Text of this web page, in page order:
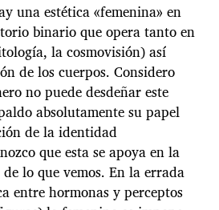
una estética «femenina» en
binario que opera tanto en
la cosmovisión) así
de los cuerpos. Considero
no puede desdeñar este
absolutamente su papel
de la identidad
que esta se apoya en la
lo que vemos. En la errada
entre hormonas y perceptos